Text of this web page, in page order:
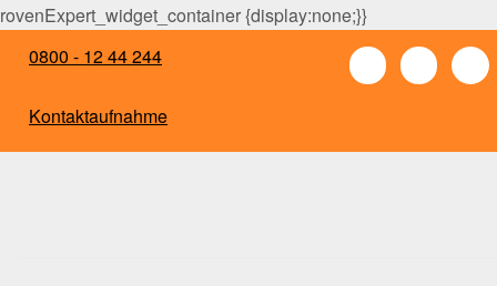
rovenExpert_widget_container {display:none;}}
0800 - 12 44 244
Kontaktaufnahme